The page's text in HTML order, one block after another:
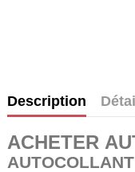
Description
ACHETER